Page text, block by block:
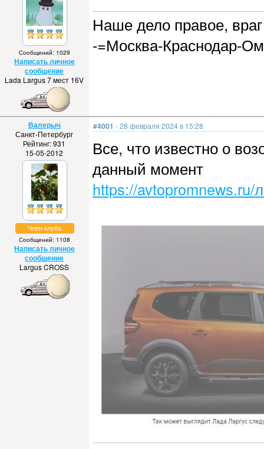
Сообщений: 1029
Написать личное
сообщение
Lada Largus 7 мест 16V
Наше дело правое,
-=Москва-Краснодар-
Валерыч
Санкт-Петербург
Рейтинг: 931
15-05-2012
Член клуба
Сообщений: 1108
Написать личное
сообщение
Largus CROSS
#4001 - 28 февраля 2024 в 15:28
Все, что известно о
данный момент
https://avtopromnews.ru/